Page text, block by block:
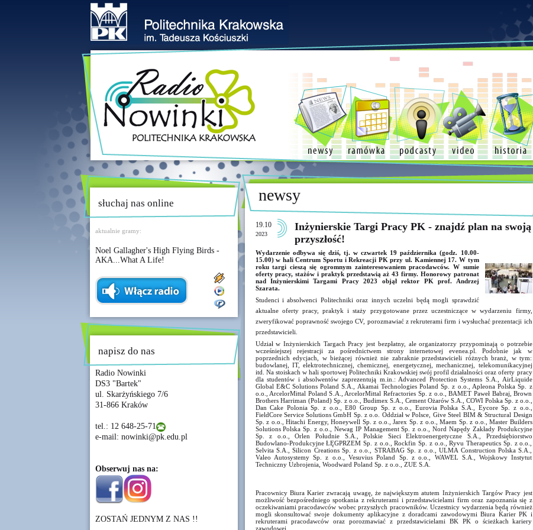
słuchaj nas online
aktualnie gramy:
Noel Gallagher's High Flying Birds -
AKA...What A Life!
napisz do nas
Radio Nowinki
DS3 "Bartek"
ul. Skarżyńskiego 7/6
31-866 Kraków
tel.: 12 648-25-71
e-mail: nowinki@pk.edu.pl
Obserwuj nas na:
ZOSTAŃ JEDNYM Z NAS !!
newsy
19.10
2023
Inżynierskie Targi Pracy PK - znajdź plan na swoją
przyszłość!
Wydarzenie odbywa się dziś, tj. w czwartek 19 października (godz. 10.00-
15.00) w hali Centrum Sportu i Rekreacji PK przy ul. Kamiennej 17. W tym
roku targi cieszą się ogromnym zainteresowaniem pracodawców. W sumie
oferty pracy, stażów i praktyk przedstawią aż 43 firmy. Honorowy patronat
nad Inżynierskimi Targami Pracy 2023 objął rektor PK prof. Andrzej
Szarata.
Studenci i absolwenci Politechniki oraz innych uczelni będą mogli sprawdzić
aktualne oferty pracy, praktyk i staży przygotowane przez uczestniczące w wydarzeniu firmy,
zweryfikować poprawność swojego CV, porozmawiać z rekruterami firm i wysłuchać prezentacji ich
przedstawicieli.
Udział w Inżynierskich Targach Pracy jest bezpłatny, ale organizatorzy przypominają o potrzebie
wcześniejszej rejestracji za pośrednictwem strony internetowej evenea.pl. Podobnie jak w
poprzednich edycjach, w bieżącej również nie zabraknie przedstawicieli różnych branż, w tym:
budowlanej, IT, elektrotechnicznej, chemicznej, energetycznej, mechanicznej, telekomunikacyjnej
itd. Na stoiskach w hali sportowej Politechniki Krakowskiej swój profil działalności oraz oferty pracy
dla studentów i absolwentów zaprezentują m.in.: Advanced Protection Systems S.A., AirLiquide
Global E&C Solutions Poland S.A., Akamai Technologies Poland Sp. z o.o., Apleona Polska Sp. z
o.o., ArcelorMittal Poland S.A., ArcelorMittal Refractories Sp. z o.o., BAMET Paweł Babraj, Brown
Brothers Harriman (Poland) Sp. z o.o., Budimex S.A., Cement Ożarów S.A., COWI Polska Sp. z o.o.,
Dan Cake Polonia Sp. z o.o., E80 Group Sp. z o.o., Eurovia Polska S.A., Eycore Sp. z o.o.,
FieldCore Service Solutions GmbH Sp. z o.o. Oddział w Polsce, Give Steel BIM & Structural Design
Sp. z o.o., Hitachi Energy, Honeywell Sp. z o.o., Jarex Sp. z o.o., Maem Sp. z o.o., Master Builders
Solutions Polska Sp. z o.o., Newag IP Management Sp. z o.o., Nord Napędy Zakłady Produkcyjne
Sp. z o.o., Orlen Południe S.A., Polskie Sieci Elektroenergetyczne S.A., Przedsiębiorstwo
Budowlano-Produkcyjne ŁĘGPRZEM Sp. z o.o., Rockfin Sp. z o.o., Ryvu Therapeutics Sp. z o.o.,
Selvita S.A., Silicon Creations Sp. z o.o., STRABAG Sp. z o.o., ULMA Construction Polska S.A.,
Valeo Autosystemy Sp. z o.o., Vesuvius Poland Sp. z o.o., WAWEL S.A., Wojskowy Instytut
Techniczny Uzbrojenia, Woodward Poland Sp. z o.o., ZUE S.A.
Pracownicy Biura Karier zwracają uwagę, że największym atutem Inżynierskich Targów Pracy jest
możliwość bezpośredniego spotkania z rekruterami i przedstawicielami firm oraz zapoznania się z
oczekiwaniami pracodawców wobec przyszłych pracowników. Uczestnicy wydarzenia będą również
mogli skonsultować swoje dokumenty aplikacyjne z doradcami zawodowymi Biura Karier PK i
rekruterami pracodawców oraz porozmawiać z przedstawicielami BK PK o ścieżkach kariery
zawodowej.